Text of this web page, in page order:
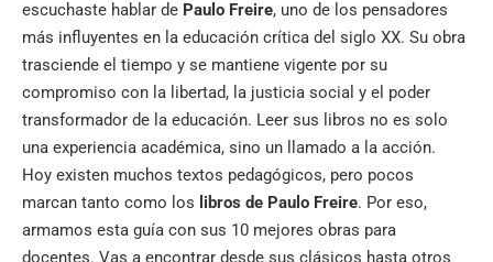
escuchaste hablar de Paulo Freire, uno de los pensadores
más influyentes en la educación crítica del siglo XX. Su obra
trasciende el tiempo y se mantiene vigente por su
compromiso con la libertad, la justicia social y el poder
transformador de la educación. Leer sus libros no es solo
una experiencia académica, sino un llamado a la acción.
Hoy existen muchos textos pedagógicos, pero pocos
marcan tanto como los libros de Paulo Freire. Por eso,
armamos esta guía con sus 10 mejores obras para
docentes. Vas a encontrar desde sus clásicos hasta otros